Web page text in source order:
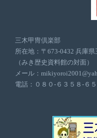
三木甲冑倶楽部
所在地：〒673-0432 兵庫
（みき歴史資料館の対面）
メール：
電話：０８０-６３５８-６